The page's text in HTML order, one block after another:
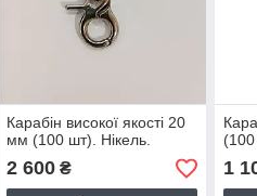
Карабін високої якості 20
мм (100 шт). Нікель.
2 600₴ 1